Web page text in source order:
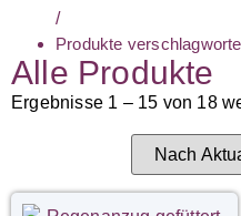
/
Produkte
Alle Produkte
Ergebnisse 1 – 15 von 18